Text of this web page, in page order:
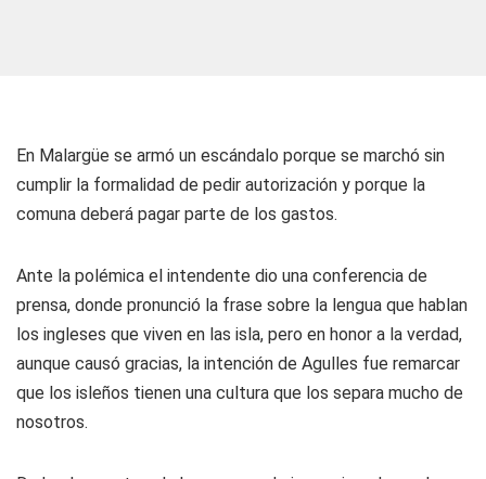
En Malargüe se armó un escándalo porque se marchó sin
cumplir la formalidad de pedir autorización y porque la
comuna deberá pagar parte de los gastos.
Ante la polémica el intendente dio una conferencia de
prensa, donde pronunció la frase sobre la lengua que hablan
los ingleses que viven en las isla, pero en honor a la verdad,
aunque causó gracias, la intención de Agulles fue remarcar
que los isleños tienen una cultura que los separa mucho de
nosotros.